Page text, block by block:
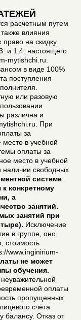
расчетным путем
влияния
на скидку.
и 1.4. настоящего
mytishchi.ru.
в виде 100%
поступления
или разовую
различна и
При
за
место в учебной
оплаты за
место в учебной
наличии свободных
системе
конкретному
а
занятий.
занятий при
Исключение
в группе, оно
стоимость
www.inginirium-
не может
обучения.
оплаты
пропущенных
счёта
балансу. Отказ от